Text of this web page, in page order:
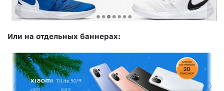
Или на отдельных баннерах: